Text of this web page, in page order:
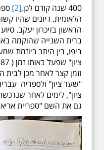
400 שנה קודם לכן,
[2]
הלאומית. דיונים שהיו
הראשון בזיכרון יעקב.
ביפו, בין היתר ביוזמת
וזמן קצר לאחר מכן לבית
"שער ציון" ולספריה
ציון", לימים לאחר
גם את השם "ספריית